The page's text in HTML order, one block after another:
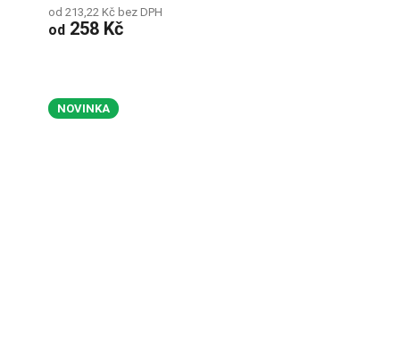
od 213,22 Kč bez DPH
od 258 Kč
NOVINKA